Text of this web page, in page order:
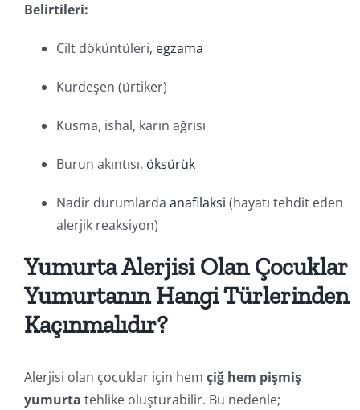
Belirtileri:
Cilt döküntüleri, egzama
Kurdeşen (ürtiker)
Kusma, ishal, karın ağrısı
Burun akıntısı, öksürük
Nadir durumlarda anafilaksi (hayatı tehdit eden
alerjik reaksiyon)
Yumurta Alerjisi Olan Çocuklar
Yumurtanın Hangi Türlerinden
Kaçınmalıdır?
Alerjisi olan çocuklar için hem çiğ hem pişmiş
yumurta tehlike oluşturabilir. Bu nedenle;